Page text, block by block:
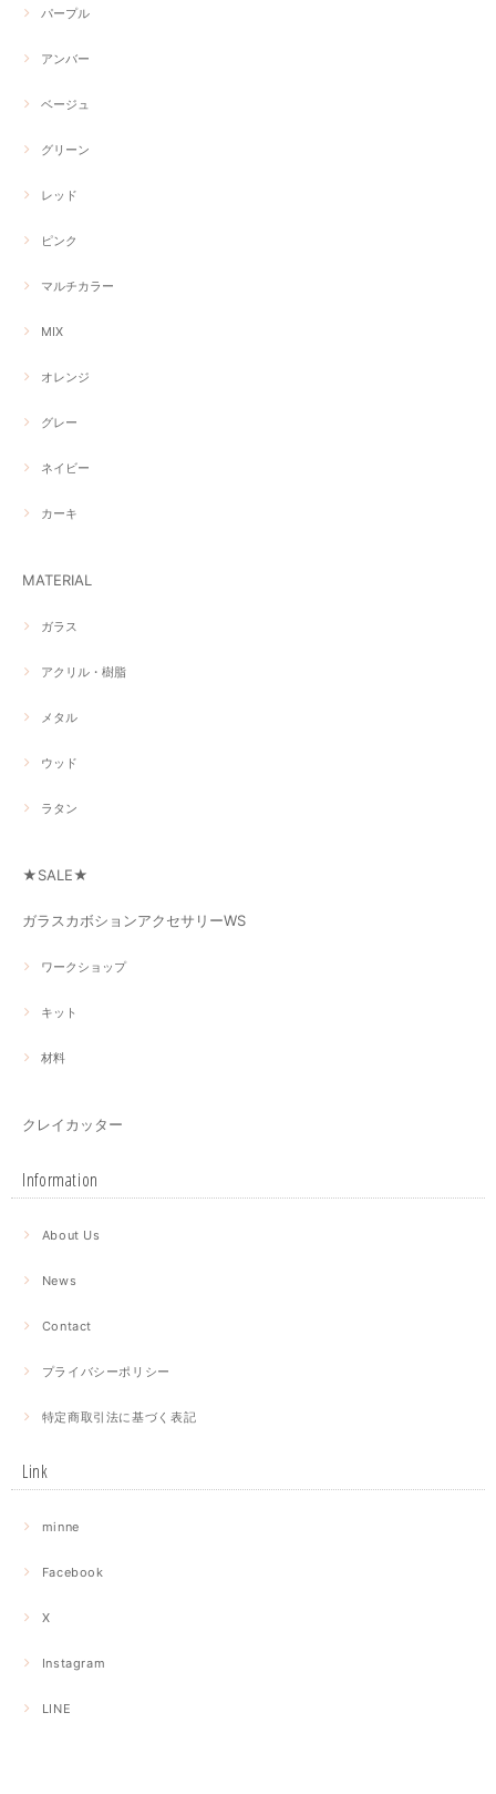
パープル
アンバー
ベージュ
グリーン
レッド
ピンク
マルチカラー
MIX
オレンジ
グレー
ネイビー
カーキ
MATERIAL
ガラス
アクリル・樹脂
メタル
ウッド
ラタン
★SALE★
ガラスカボションアクセサリーWS
ワークショップ
キット
材料
クレイカッター
Information
About Us
News
Contact
プライバシーポリシー
特定商取引法に基づく表記
Link
minne
Facebook
X
Instagram
LINE